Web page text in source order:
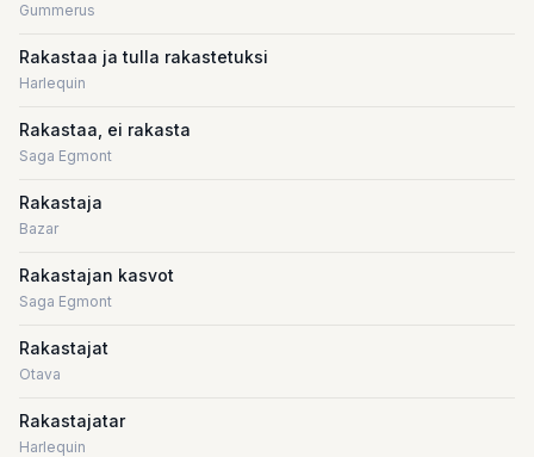
Gummerus
Rakastaa ja tulla rakastetuksi
Harlequin
Rakastaa, ei rakasta
Saga Egmont
Rakastaja
Bazar
Rakastajan kasvot
Saga Egmont
Rakastajat
Otava
Rakastajatar
Harlequin